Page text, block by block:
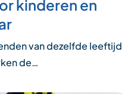
kinderen en
van dezelfde leeftijd
de…